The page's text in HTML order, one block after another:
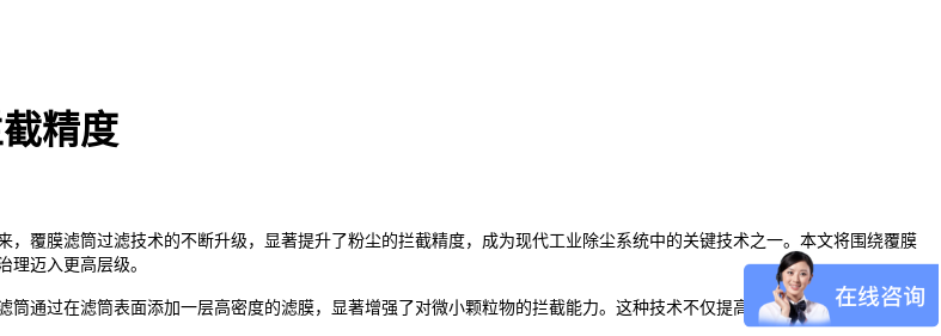
精度
覆膜滤筒过滤技术的不断升级，显著提升了粉尘的拦截精度，成为现代工业除尘系统中的关键技术之一。本文将围绕覆膜
迈入更高层级。
通过在滤筒表面添加一层高密度的滤膜，显著增强了对微小颗粒物的拦截能力。这种技术不仅提高了过滤效率，还大幅减